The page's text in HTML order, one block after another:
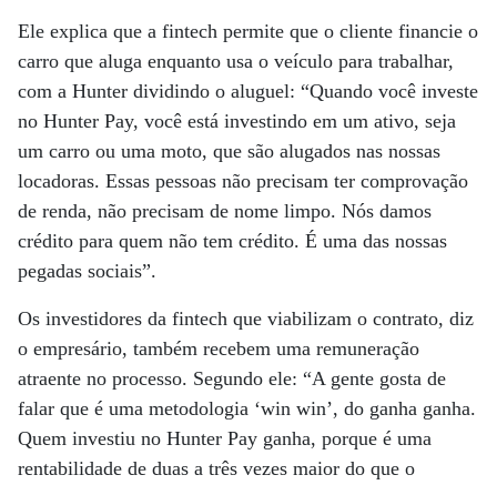
Ele explica que a fintech permite que o cliente financie o
carro que aluga enquanto usa o veículo para trabalhar,
com a Hunter dividindo o aluguel: “Quando você investe
no Hunter Pay, você está investindo em um ativo, seja
um carro ou uma moto, que são alugados nas nossas
locadoras. Essas pessoas não precisam ter comprovação
de renda, não precisam de nome limpo. Nós damos
crédito para quem não tem crédito. É uma das nossas
pegadas sociais”.
Os investidores da fintech que viabilizam o contrato, diz
o empresário, também recebem uma remuneração
atraente no processo. Segundo ele: “A gente gosta de
falar que é uma metodologia ‘win win’, do ganha ganha.
Quem investiu no Hunter Pay ganha, porque é uma
rentabilidade de duas a três vezes maior do que o